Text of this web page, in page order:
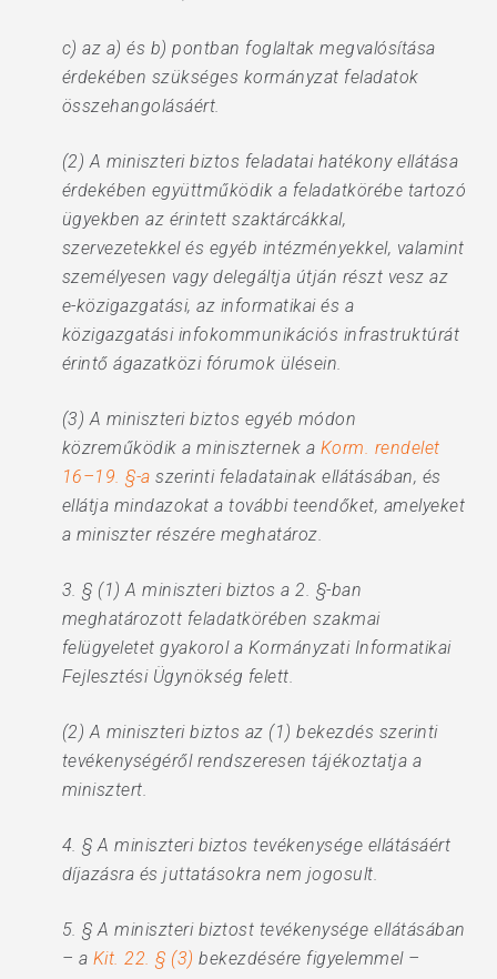
c) az a) és b) pontban foglaltak megvalósítása
érdekében szükséges kormányzat feladatok
összehangolásáért.
(2) A miniszteri biztos feladatai hatékony ellátása
érdekében együttműködik a feladatkörébe tartozó
ügyekben az érintett szaktárcákkal,
szervezetekkel és egyéb intézményekkel, valamint
személyesen vagy delegáltja útján részt vesz az
e-közigazgatási, az informatikai és a
közigazgatási infokommunikációs infrastruktúrát
érintő ágazatközi fórumok ülésein.
(3) A miniszteri biztos egyéb módon
közreműködik a miniszternek a Korm. rendelet
16–19. §-aszerinti feladatainak ellátásában, és
ellátja mindazokat a további teendőket, amelyeket
a miniszter részére meghatároz.
3. § (1) A miniszteri biztos a 2. §-ban
meghatározott feladatkörében szakmai
felügyeletet gyakorol a Kormányzati Informatikai
Fejlesztési Ügynökség felett.
(2) A miniszteri biztos az (1) bekezdés szerinti
tevékenységéről rendszeresen tájékoztatja a
minisztert.
4. § A miniszteri biztos tevékenysége ellátásáért
díjazásra és juttatásokra nem jogosult.
5. § A miniszteri biztost tevékenysége ellátásában
– a Kit. 22. § (3) bekezdésére figyelemmel –